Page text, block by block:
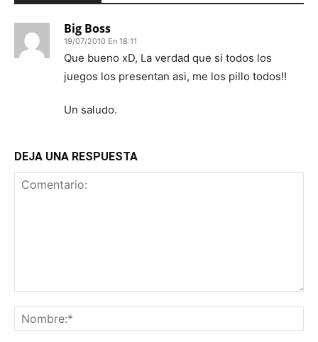
Big Boss
19/07/2010 En 18:11
Que bueno xD, La verdad que si todos los
juegos los presentan asi, me los pillo todos!!
Un saludo.
DEJA UNA RESPUESTA